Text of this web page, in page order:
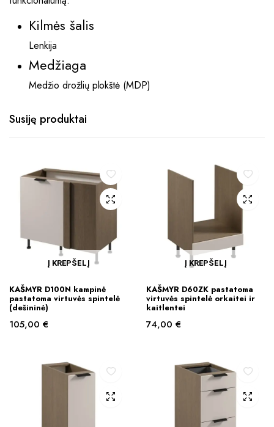
Kilmės šalis
Lenkija
Medžiaga
Medžio drožlių plokštė (MDP)
Susiję produktai
Į KREPŠELĮ
KAŠMYR D100N kampinė
pastatoma virtuvės spintelė
(dešininė)
105,00 €
Į KREPŠELĮ
KAŠMYR D60ZK pastatoma
virtuvės spintelė orkaitei ir
kaitlentei
74,00 €